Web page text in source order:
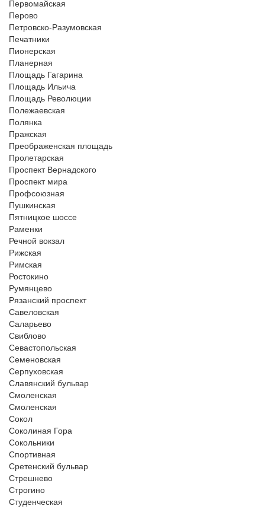
Первомайская
Перово
Петровско-Разумовская
Печатники
Пионерская
Планерная
Площадь Гагарина
Площадь Ильича
Площадь Революции
Полежаевская
Полянка
Пражская
Преображенская площадь
Пролетарская
Проспект Вернадского
Проспект мира
Профсоюзная
Пушкинская
Пятницкое шоссе
Раменки
Речной вокзал
Рижская
Римская
Ростокино
Румянцево
Рязанский проспект
Савеловская
Саларьево
Свиблово
Севастопольская
Семеновская
Серпуховская
Славянский бульвар
Смоленская
Смоленская
Сокол
Соколиная Гора
Сокольники
Спортивная
Сретенский бульвар
Стрешнево
Строгино
Студенческая